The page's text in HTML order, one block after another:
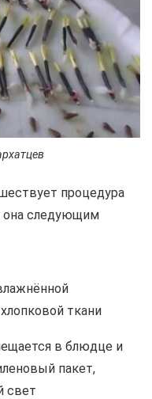
процедура
она следующим
ткани
в блюдце и
пакет,
свет